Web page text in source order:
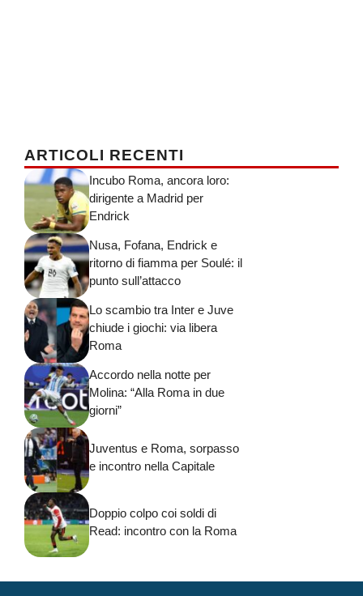
ARTICOLI RECENTI
Incubo Roma, ancora loro:
dirigente a Madrid per
Endrick
Nusa, Fofana, Endrick e
ritorno di fiamma per Soulé: il
punto sull’attacco
Lo scambio tra Inter e Juve
chiude i giochi: via libera
Roma
Accordo nella notte per
Molina: “Alla Roma in due
giorni”
Juventus e Roma, sorpasso
e incontro nella Capitale
Doppio colpo coi soldi di
Read: incontro con la Roma